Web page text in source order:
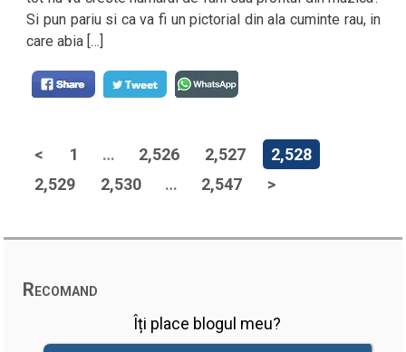
Si pun pariu si ca va fi un pictorial din ala cuminte rau, in
care abia […]
< 1 … 2,526 2,527
2,528
2,529
2,530 … 2,547 >
Recomand
Îți place blogul meu?